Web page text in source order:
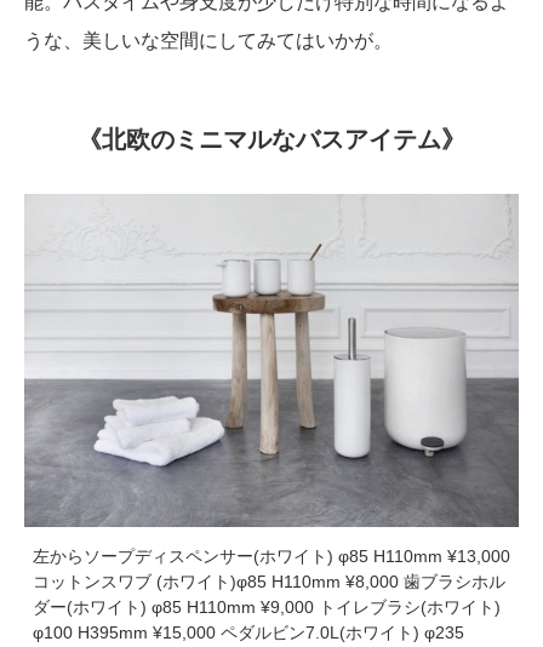
うな、美しいな空間にしてみてはいかが。
《北欧のミニマルなバスアイテム》
左からソープディスペンサー(ホワイト) φ85 H110mm ¥13,000
コットンスワブ (ホワイト)φ85 H110mm ¥8,000 歯ブラシホル
ダー(ホワイト) φ85 H110mm ¥9,000 トイレブラシ(ホワイト)
φ100 H395mm ¥15,000 ペダルビン7.0L(ホワイト) φ235